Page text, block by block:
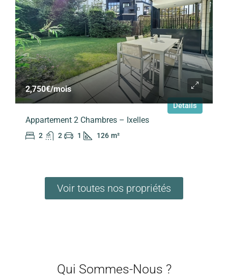
2,750€/mois
Appartement 2 Chambres – Ixelles
2 2 1 126 m²
Détails
Voir toutes nos propriétés
Qui Sommes-Nous ?